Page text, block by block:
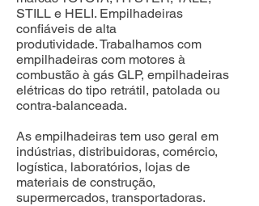
STILL e HELI. Empilhadeiras
confiáveis de alta
produtividade.Trabalhamos com
empilhadeiras com motores à
combustão à gás GLP, empilhadeiras
elétricas do tipo retrátil, patolada ou
contra-balanceada.
As empilhadeiras tem uso geral em
indústrias, distribuidoras, comércio,
logística, laboratórios, lojas de
materiais de construção,
supermercados, transportadoras.